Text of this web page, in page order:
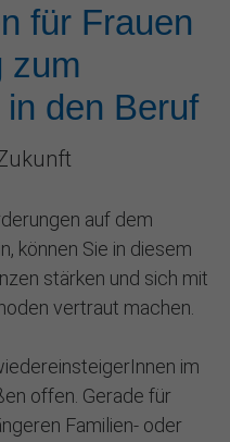
für Frauen
zum
den Beruf
auf dem
können Sie in diesem
stärken und sich mit
vertraut machen.
im
offen. Gerade für
Familien- oder